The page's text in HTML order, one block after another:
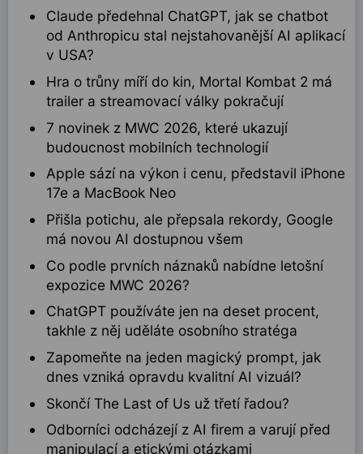
Claude předehnal ChatGPT, jak se chatbot
od Anthropicu stal nejstahovanější AI aplikací
v USA?
Hra o trůny míří do kin, Mortal Kombat 2 má
trailer a streamovací války pokračují
7 novinek z MWC 2026, které ukazují
budoucnost mobilních technologií
Apple sází na výkon i cenu, představil iPhone
17e a MacBook Neo
Přišla potichu, ale přepsala rekordy, Google
má novou AI dostupnou všem
Co podle prvních náznaků nabídne letošní
expozice MWC 2026?
ChatGPT používáte jen na deset procent,
takhle z něj uděláte osobního stratéga
Zapomeňte na jeden magický prompt, jak
dnes vzniká opravdu kvalitní AI vizuál?
Skončí The Last of Us už třetí řadou?
Odborníci odcházejí z AI firem a varují před
manipulací a etickými otázkami